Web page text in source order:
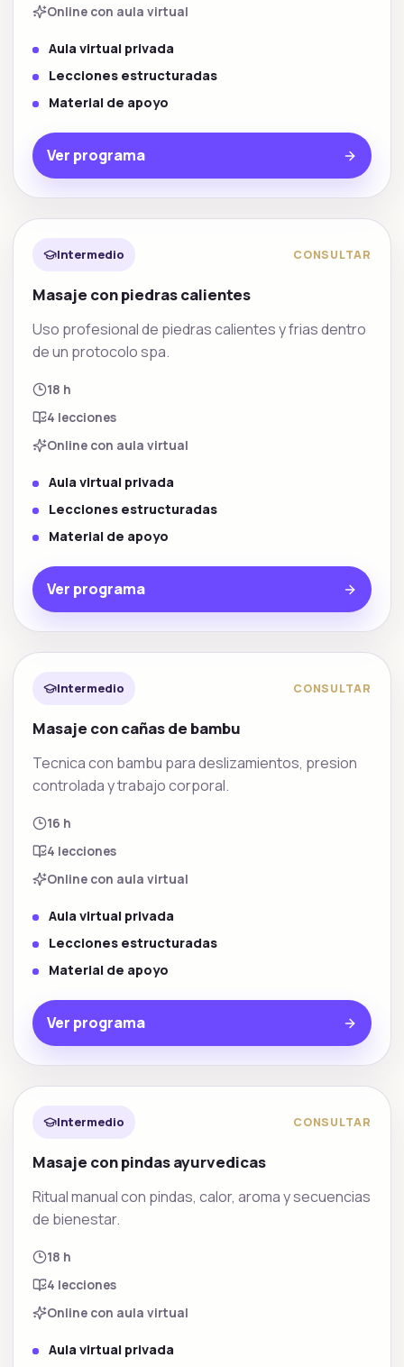
Online con aula virtual
Aula virtual privada
Lecciones estructuradas
Material de apoyo
Ver programa
Intermedio CONSULTAR
Masaje con piedras calientes
Uso profesional de piedras calientes y frias dentro
de un protocolo spa.
18 h
4 lecciones
Online con aula virtual
Aula virtual privada
Lecciones estructuradas
Material de apoyo
Ver programa
Intermedio CONSULTAR
Masaje con cañas de bambu
Tecnica con bambu para deslizamientos, presion
controlada y trabajo corporal.
16 h
4 lecciones
Online con aula virtual
Aula virtual privada
Lecciones estructuradas
Material de apoyo
Ver programa
Intermedio CONSULTAR
Masaje con pindas ayurvedicas
Ritual manual con pindas, calor, aroma y secuencias
de bienestar.
18 h
4 lecciones
Online con aula virtual
Aula virtual privada